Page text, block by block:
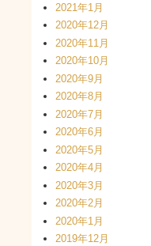
2021年1月
2020年12月
2020年11月
2020年10月
2020年9月
2020年8月
2020年7月
2020年6月
2020年5月
2020年4月
2020年3月
2020年2月
2020年1月
2019年12月